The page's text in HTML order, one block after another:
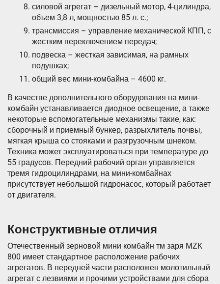
силовой агрегат – дизельный мотор, 4-цилиндра,
объем 3,8 л, мощностью 85 л. с.;
трансмиссия – управление механической КПП, с
жестким переключением передач;
подвеска – жесткая зависимая, на рамных
подушках;
общий вес мини-комбайна – 4600 кг.
В качестве дополнительного оборудования на мини-
комбайн устанавливается диодное освещение, а также
некоторые вспомогательные механизмы такие, как:
сборочный и приемный бункер, разрыхлитель почвы,
мягкая крыша со стояками и разгрузочным шнеком.
Техника может эксплуатироваться при температуре до
55 градусов. Передний рабочий орган управляется
тремя гидроцилиндрами, на мини-комбайнах
присутствует небольшой гидронасос, который работает
от двигателя.
Конструктивные отличия
Отечественный зерновой мини комбайн тм заря MZK
800 имеет стандартное расположение рабочих
агрегатов. В передней части расположен молотильный
агрегат с лезвиями и прочими устройствами для сбора